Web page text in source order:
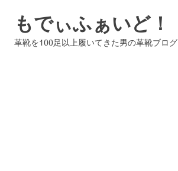
もでぃふぁいど！
革靴を100足以上履いてきた男の革靴ブログ